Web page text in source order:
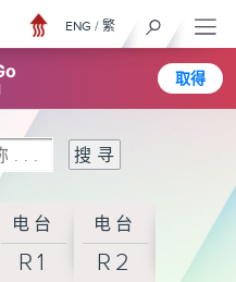
取得
ENG / 繁
电台
R1
电台
R2